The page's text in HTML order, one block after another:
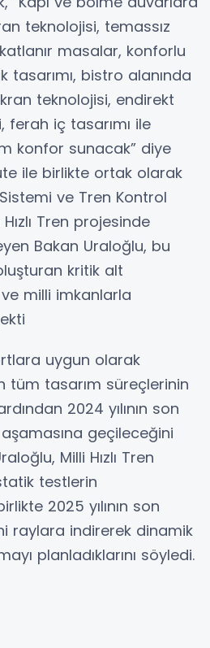
teknolojisi, temassız
masalar, konforlu
tasarımı, bistro alanında
teknolojisi, endirekt
ferah iç tasarımı ile
konfor sunacak” diye
ile birlikte ortak olarak
ve Tren Kontrol
Tren projesinde
Bakan Uraloğlu, bu
kritik alt
milli imkanlarla
uygun olarak
tüm tasarım süreçlerinin
2024 yılının son
geçileceğini
Milli Hızlı Tren
testlerin
2025 yılının son
raylara indirerek dinamik
planladıklarını söyledi.